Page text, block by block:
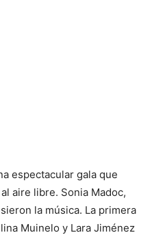
espectacular gala que
aire libre. Sonia Madoc,
la música. La primera
Muinelo y Lara Jiménez